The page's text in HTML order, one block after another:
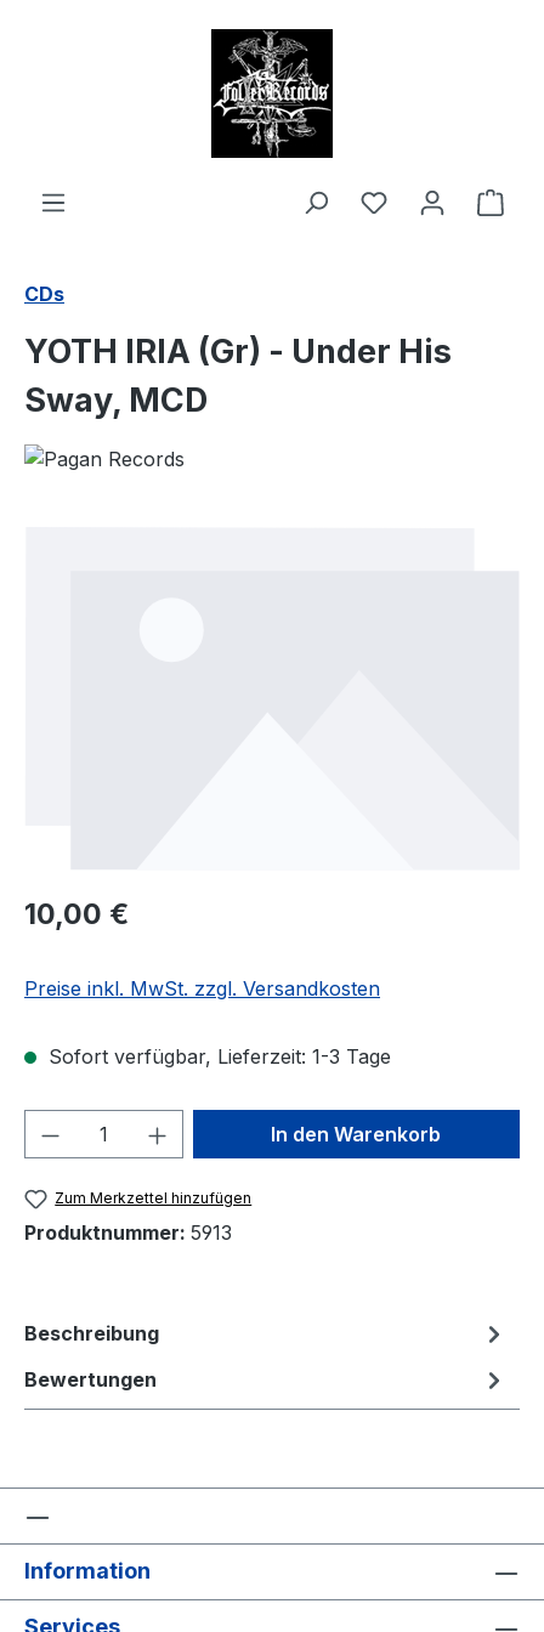
CDs
YOTH IRIA (Gr) - Under His
Sway, MCD
Regulärer Preis:
10,00 €
Preise inkl. MwSt. zzgl. Versandkosten
Sofort verfügbar, Lieferzeit: 1-3 Tage
Produkt Anzahl: Gib denIn den Warenkorb
Zum Merkzettel hinzufügen
Produktnummer: 5913
Beschreibung
Bewertungen
Information
Services